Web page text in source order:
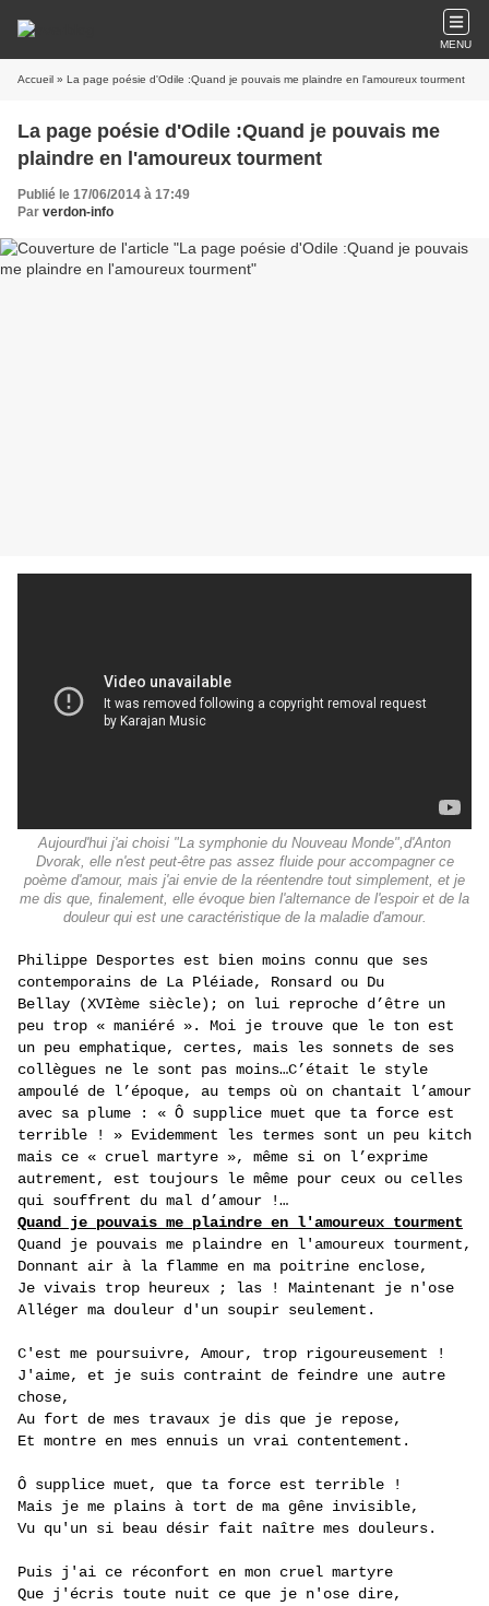
MENU
Accueil » La page poésie d'Odile :Quand je pouvais me plaindre en l'amoureux tourment
La page poésie d'Odile :Quand je pouvais me
plaindre en l'amoureux tourment
Publié le 17/06/2014 à 17:49
Par verdon-info
Aujourd'hui j'ai choisi "La symphonie du Nouveau Monde",d'Anton
Dvorak, elle n'est peut-être pas assez fluide pour accompagner ce
poème d'amour, mais j'ai envie de la réentendre tout simplement, et je
me dis que, finalement, elle évoque bien l'alternance de l'espoir et de la
douleur qui est une caractéristique de la maladie d'amour.
Philippe Desportes est bien moins connu que ses
contemporains de La Pléiade, Ronsard ou Du
Bellay (XVIème siècle); on lui reproche d’être un
peu trop « maniéré ». Moi je trouve que le ton est
un peu emphatique, certes, mais les sonnets de ses
collègues ne le sont pas moins…C’était le style
ampoulé de l’époque, au temps où on chantait l’amour
avec sa plume : « Ô supplice muet que ta force est
terrible ! » Evidemment les termes sont un peu kitch
mais ce « cruel martyre », même si on l’exprime
autrement, est toujours le même pour ceux ou celles
qui souffrent du mal d’amour !…
Quand je pouvais me plaindre en l'amoureux tourment
Quand je pouvais me plaindre en l'amoureux tourment,
Donnant air à la flamme en ma poitrine enclose,
Je vivais trop heureux ; las ! Maintenant je n'ose
Alléger ma douleur d'un soupir seulement.
C'est me poursuivre, Amour, trop rigoureusement !
J'aime, et je suis contraint de feindre une autre
chose,
Au fort de mes travaux je dis que je repose,
Et montre en mes ennuis un vrai contentement.
Ô supplice muet, que ta force est terrible !
Mais je me plains à tort de ma gêne invisible,
Vu qu'un si beau désir fait naître mes douleurs.
Puis j'ai ce réconfort en mon cruel martyre
Que j'écris toute nuit ce que je n'ose dire,